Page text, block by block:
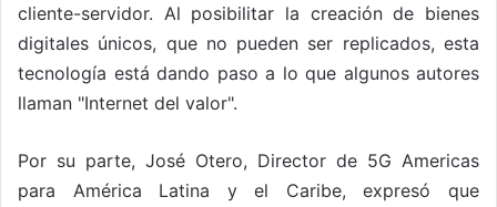
cliente-servidor. Al posibilitar la creación de bienes
digitales únicos, que no pueden ser replicados, esta
tecnología está dando paso a lo que algunos autores
llaman "Internet del valor".
Por su parte, José Otero, Director de 5G Americas
para América Latina y el Caribe, expresó que